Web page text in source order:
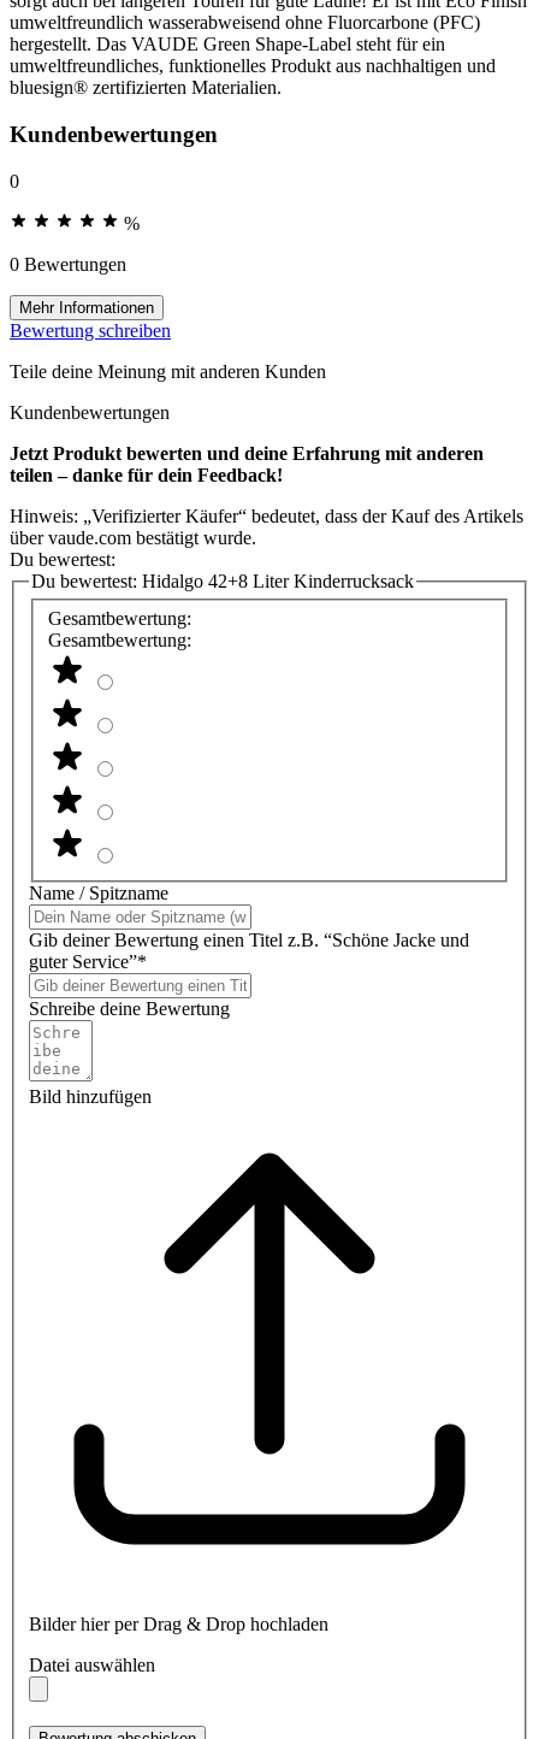
umweltfreundlich wasserabweisend ohne Fluorcarbone (PFC)
hergestellt. Das VAUDE Green Shape-Label steht für ein
umweltfreundliches, funktionelles Produkt aus nachhaltigen und
bluesign® zertifizierten Materialien.
Kundenbewertungen
0
%
0 Bewertungen
Mehr Informationen
Bewertung schreiben
Teile deine Meinung mit anderen Kunden
Kundenbewertungen
Jetzt Produkt bewerten und deine Erfahrung mit anderen
teilen – danke für dein Feedback!
Hinweis: „Verifizierter Käufer“ bedeutet, dass der Kauf des Artikels
über vaude.com bestätigt wurde.
Du bewertest:
Du bewertest: Hidalgo 42+8 Liter Kinderrucksack
Gesamtbewertung:
Gesamtbewertung:
Name / Spitzname
Gib deiner Bewertung einen Titel z.B. “Schöne Jacke und
guter Service”*
Schreibe deine Bewertung
Bild hinzufügen
Bilder hier per Drag & Drop hochladen
Datei auswählen